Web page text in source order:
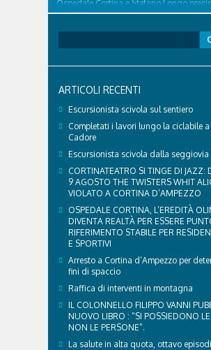
Ospedale Cortina e Stefano Longo
Fondazione Cortina. GVM Care &
per:
ARTICOLI RECENTI
Escursionista scivola sul sentiero
Completati i lavori lungo la ciclabile
Cadore
Escursionista scivola dalla seggiovia
CORTINATEATRO SI TINGE DI JAZZ:
9 AGOSTO THE TWISTERS WHIT
VIOLATO A CORTINA D’AMPEZZO
OSPEDALE CORTINA, L’EREDITÀ
DIVENTA REALTÀ PER ESSERE
RIFERIMENTO STABILE PER
E SPORTIVI
Arresto a Cortina d’Ampezzo per
fini di spaccio
Raffica di interventi in montagna
IL COLONNELLO FILIPPO VANNI
NUOVO LIBRO : “SI POSSIEDONO LE
NON LE PERSONE”.
La salute in alta quota, ottavo